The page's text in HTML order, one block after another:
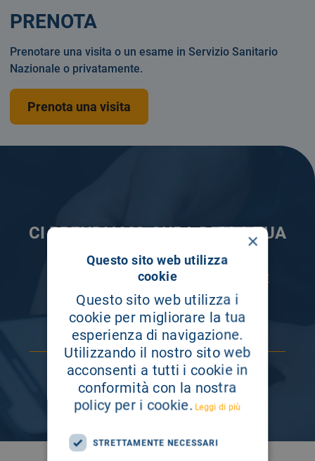
CI PRENDIAMO CURA DELLA TUA
INFORMAZIONE
ISCRIVITI AI NOSTRI CANALI PER RESTARE
SEMPRE AGGIORNATO
PRENOTA
Prenotare una visita o un esame in Servizio Sanitario
Nazionale o privatamente.
Prenota una visita
×
Questo sito web utilizza
cookie
Questo sito web utilizza i
cookie per migliorare la tua
esperienza di navigazione.
Utilizzando il nostro sito web
acconsenti a tutti i cookie in
conformità con la nostra
policy per i cookie. Leggi di più
STRETTAMENTE NECESSARI